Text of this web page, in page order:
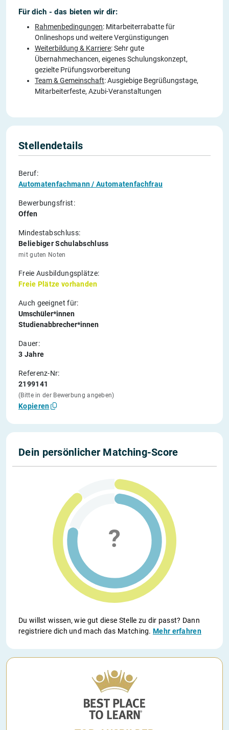
Für dich - das bieten wir dir:
Rahmenbedingungen: Mitarbeiterrabatte für
Onlineshops und weitere Vergünstigungen
Weiterbildung & Karriere: Sehr gute
Übernahmechancen, eigenes Schulungskonzept,
gezielte Prüfungsvorbereitung
Team & Gemeinschaft: Ausgiebige Begrüßungstage,
Mitarbeiterfeste, Azubi-Veranstaltungen
Stellendetails
Beruf:
Automatenfachmann / Automatenfachfrau
Bewerbungsfrist:
Offen
Mindestabschluss:
Beliebiger Schulabschluss
mit guten Noten
Freie Ausbildungsplätze:
Freie Plätze vorhanden
Auch geeignet für:
Umschüler*innen
Studienabbrecher*innen
Dauer:
3 Jahre
Referenz-Nr:
2199141
(Bitte in der Bewerbung angeben)
Kopieren
Dein persönlicher Matching-Score
Du willst wissen, wie gut diese Stelle zu dir passt? Dann
registriere dich und mach das Matching.Mehr erfahren